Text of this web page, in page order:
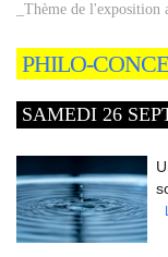
_Thème de l'exposition
PHILO-
SAMEDI 26